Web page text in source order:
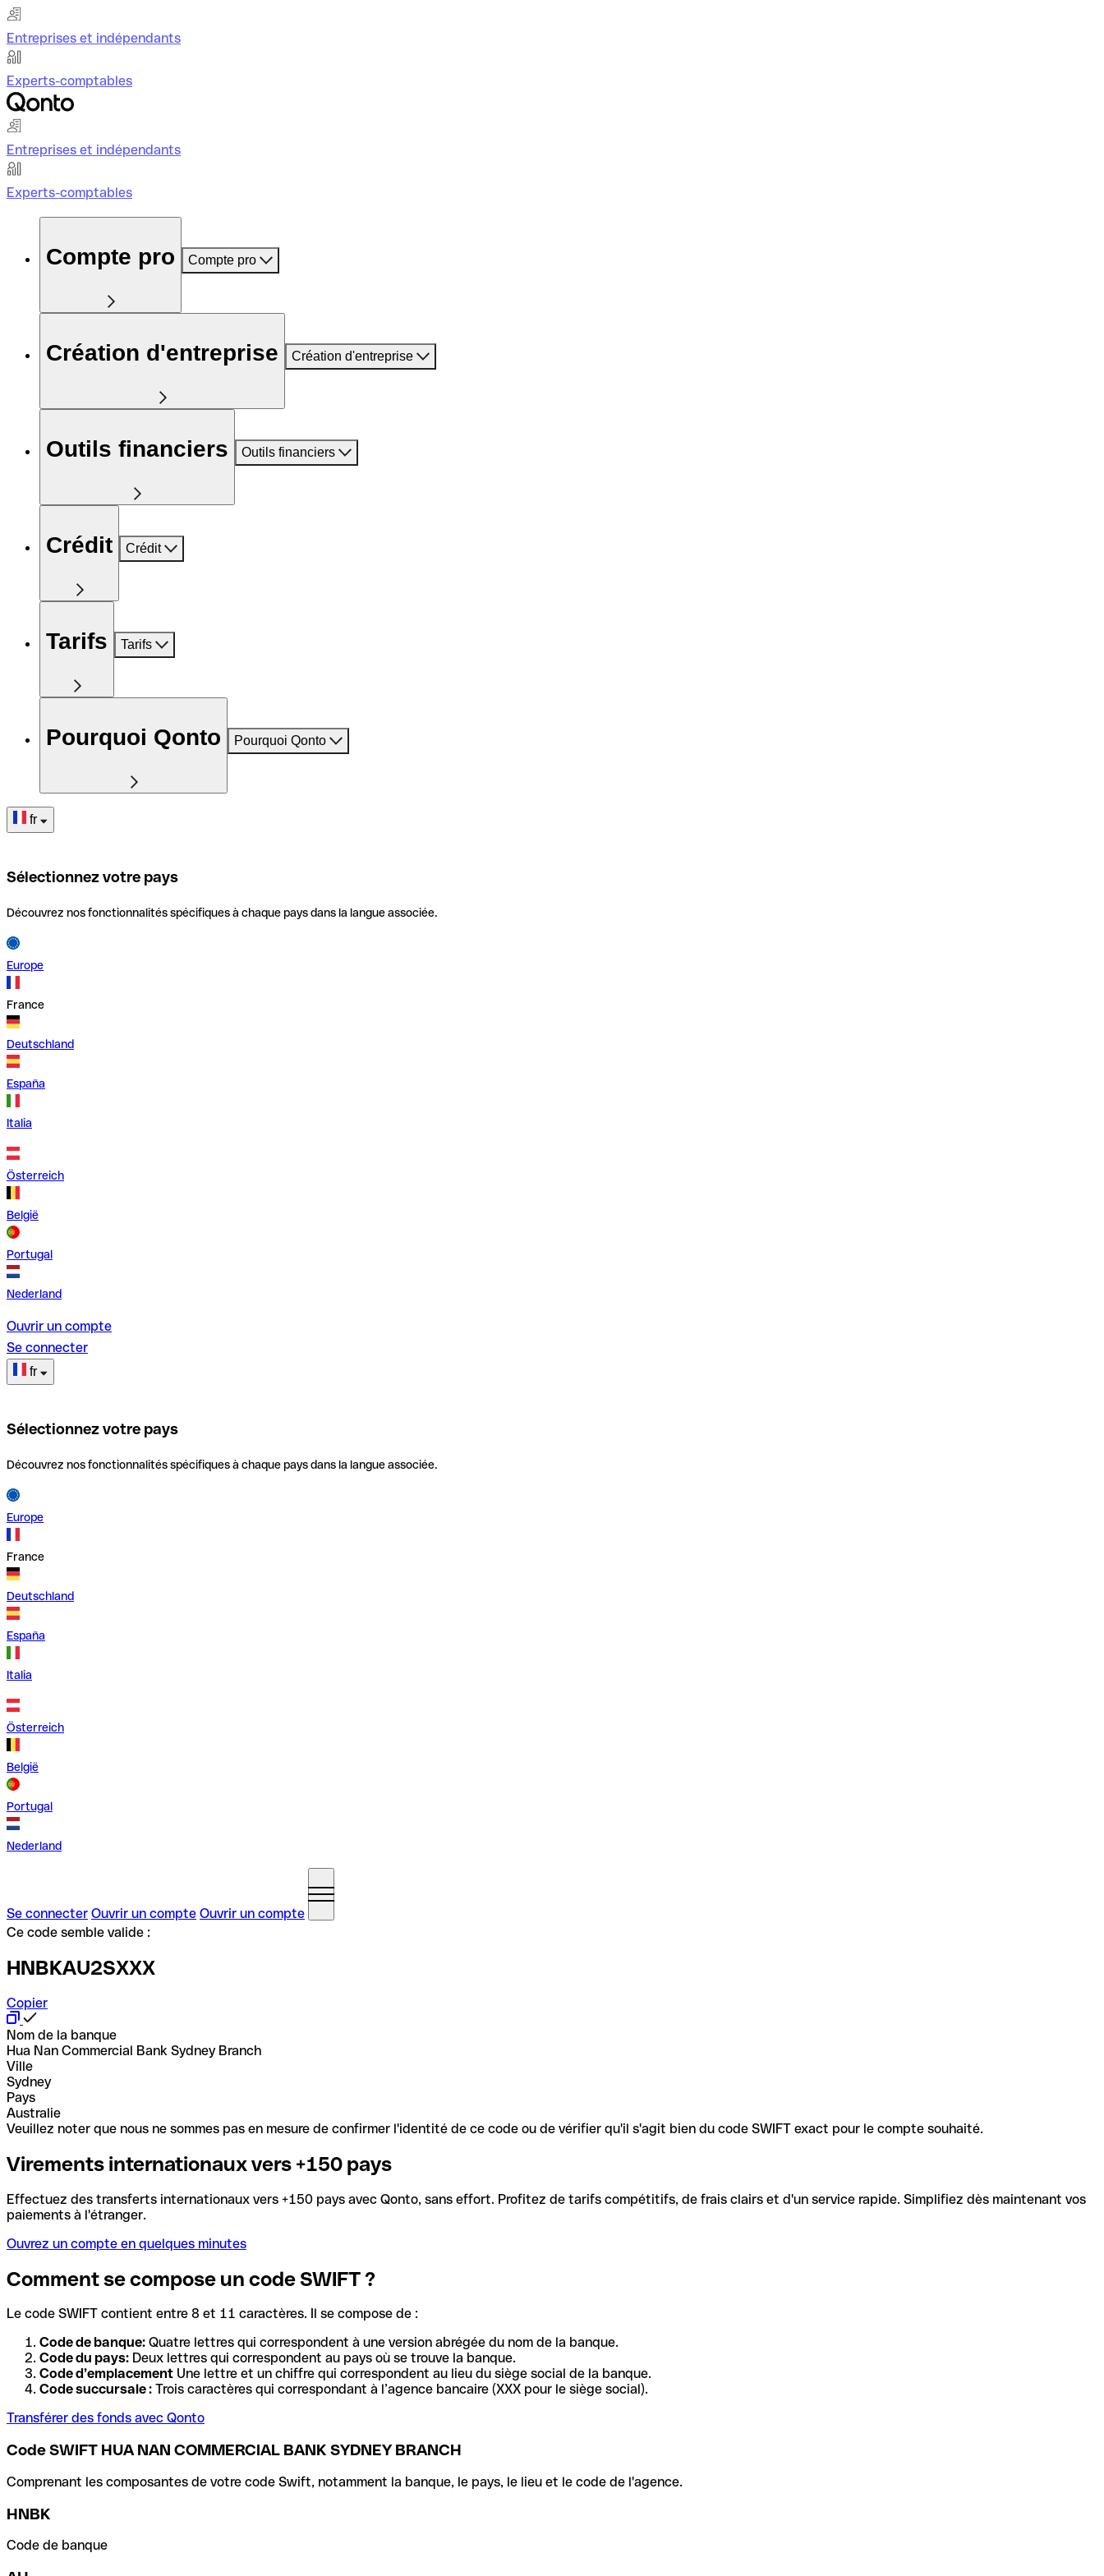
Entreprises et indépendants
Experts-comptables
Entreprises et indépendants
Experts-comptables
Compte pro Compte pro
Création d'entreprise Création d'entreprise
Outils financiers Outils financiers
Crédit Crédit
Tarifs Tarifs
Pourquoi Qonto Pourquoi Qonto
fr
Sélectionnez votre pays
Découvrez nos fonctionnalités spécifiques à chaque pays dans la langue associée.
Europe
France
Deutschland
España
Italia
Österreich
België
Portugal
Nederland
Ouvrir un compte
Se connecter
fr
Sélectionnez votre pays
Découvrez nos fonctionnalités spécifiques à chaque pays dans la langue associée.
Europe
France
Deutschland
España
Italia
Österreich
België
Portugal
Nederland
Se connecter Ouvrir un compte Ouvrir un compte
Ce code semble valide :
HNBKAU2SXXX
Copier
Nom de la banque
Hua Nan Commercial Bank Sydney Branch
Ville
Sydney
Pays
Australie
Veuillez noter que nous ne sommes pas en mesure de confirmer l'identité de ce code ou de vérifier qu'il s'agit bien du code SWIFT exact pour le compte souhaité.
Virements internationaux vers +150 pays
Effectuez des transferts internationaux vers +150 pays avec Qonto, sans effort. Profitez de tarifs compétitifs, de frais clairs et d'un service rapide. Simplifiez dès maintenant vos
paiements à l'étranger.
Ouvrez un compte en quelques minutes
Comment se compose un code SWIFT ?
Le code SWIFT contient entre 8 et 11 caractères. Il se compose de :
Code de banque: Quatre lettres qui correspondent à une version abrégée du nom de la banque.
Code du pays: Deux lettres qui correspondent au pays où se trouve la banque.
Code d’emplacement Une lettre et un chiffre qui correspondent au lieu du siège social de la banque.
Code succursale : Trois caractères qui correspondant à l’agence bancaire (XXX pour le siège social).
Transférer des fonds avec Qonto
Code SWIFT HUA NAN COMMERCIAL BANK SYDNEY BRANCH
Comprenant les composantes de votre code Swift, notamment la banque, le pays, le lieu et le code de l'agence.
HNBK
Code de banque